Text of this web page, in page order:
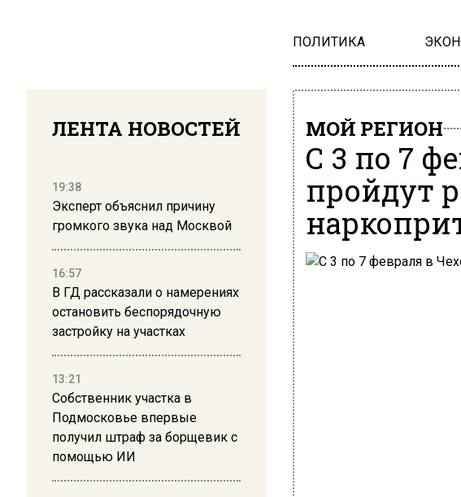
ПОЛИТИКА
ЛЕНТА НОВОСТЕЙ
19:38
Эксперт объяснил причину
громкого звука над Москвой
16:57
В ГД рассказали о намерениях
остановить беспорядочную
застройку на участках
13:21
Собственник участка в
Подмосковье впервые
получил штраф за борщевик с
помощью ИИ
МОЙ РЕГИОН
С 3 по 7
пройдут